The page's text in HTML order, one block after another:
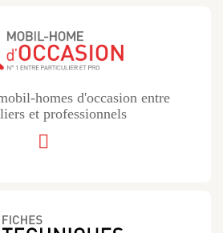
homes d'occasion entre
et professionnels